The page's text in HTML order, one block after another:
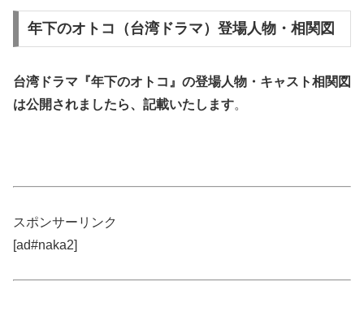
年下のオトコ（台湾ドラマ）登場人物・相関図
台湾ドラマ『年下のオトコ』の登場人物・キャスト相関図
は公開されましたら、記載いたします。
スポンサーリンク
[ad#naka2]